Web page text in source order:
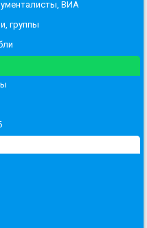
ВИА
группы